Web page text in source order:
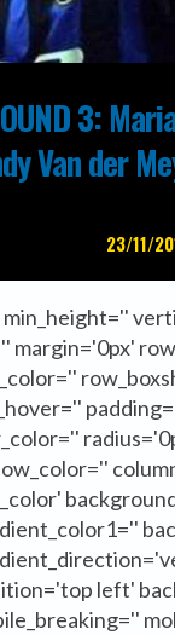
3:
Van der
23/11/
margin='0px'
left'